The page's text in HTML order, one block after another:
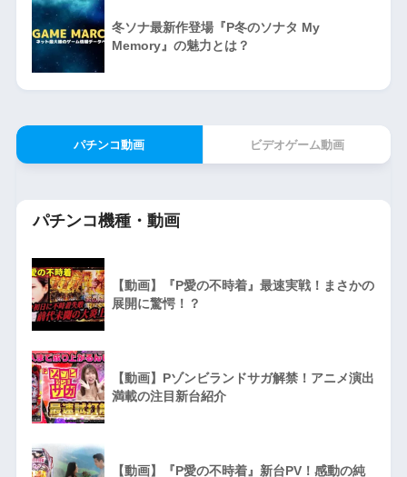
冬ソナ最新作登場『P冬のソナタ My
Memory』の魅力とは？
パチンコ動画 ビデオゲーム動画
パチンコ機種・動画
【動画】『P愛の不時着』最速実戦！まさかの
展開に驚愕！？
【動画】Pゾンビランドサガ解禁！アニメ演出
満載の注目新台紹介
【動画】『P愛の不時着』新台PV！感動の純